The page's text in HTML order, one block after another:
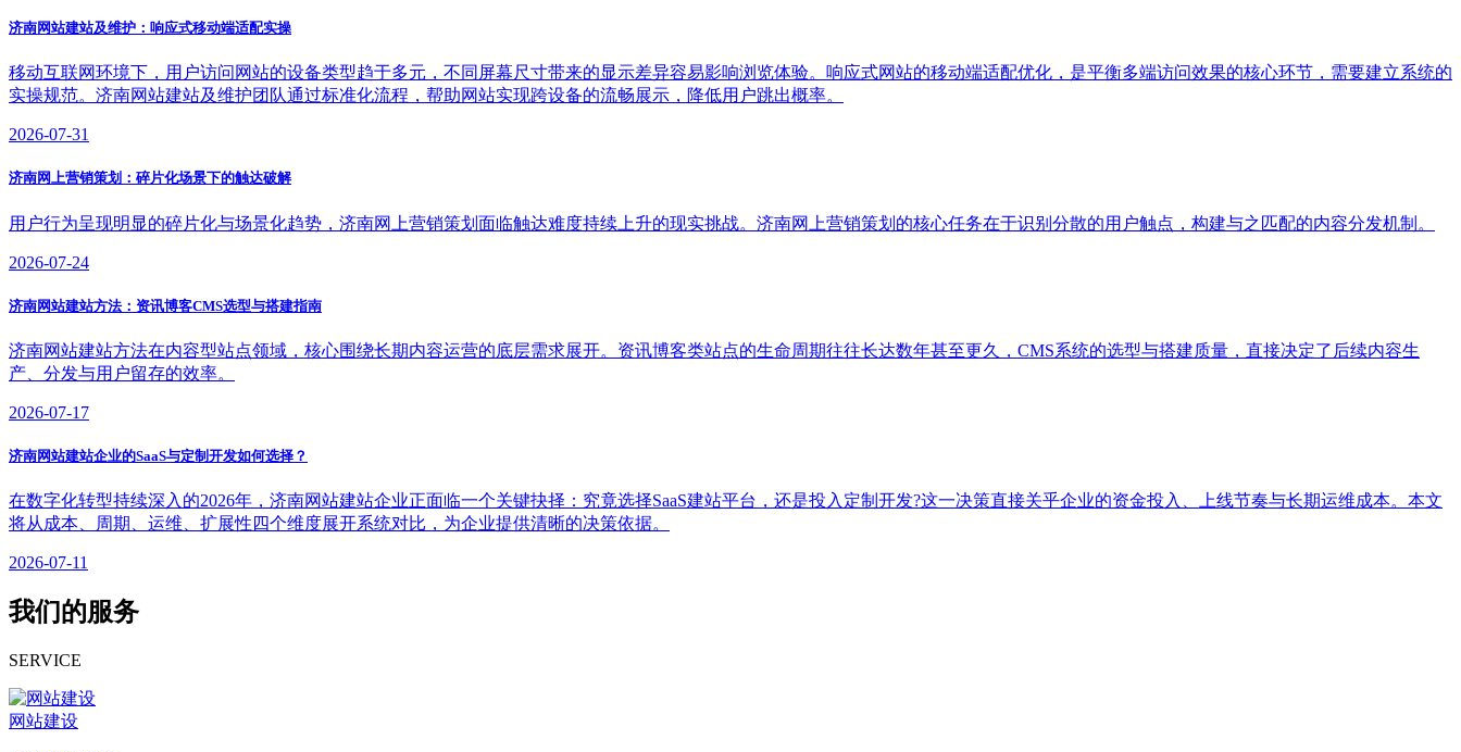
济南网站建站及维护：响应式移动端适配实操
移动互联网环境下，用户访问网站的设备类型趋于多元，不同屏幕尺寸带来的显示差异容易影响浏览体验。响应式网站的移动端适配优化，是平衡多端访问效果的核心环节，需要建立系统的
实操规范。济南网站建站及维护团队通过标准化流程，帮助网站实现跨设备的流畅展示，降低用户跳出概率。
2026-07-31
济南网上营销策划：碎片化场景下的触达破解
用户行为呈现明显的碎片化与场景化趋势，济南网上营销策划面临触达难度持续上升的现实挑战。济南网上营销策划的核心任务在于识别分散的用户触点，构建与之匹配的内容分发机制。
2026-07-24
济南网站建站方法：资讯博客CMS选型与搭建指南
济南网站建站方法在内容型站点领域，核心围绕长期内容运营的底层需求展开。资讯博客类站点的生命周期往往长达数年甚至更久，CMS系统的选型与搭建质量，直接决定了后续内容生
产、分发与用户留存的效率。
2026-07-17
济南网站建站企业的SaaS与定制开发如何选择？
在数字化转型持续深入的2026年，济南网站建站企业正面临一个关键抉择：究竟选择SaaS建站平台，还是投入定制开发?这一决策直接关乎企业的资金投入、上线节奏与长期运维成本。本文
将从成本、周期、运维、扩展性四个维度展开系统对比，为企业提供清晰的决策依据。
2026-07-11
我们的服务
SERVICE
网站建设